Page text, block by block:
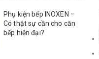
Phụ kiện bếp INOXEN –
Có thật sự cần cho căn
bếp hiện đại?